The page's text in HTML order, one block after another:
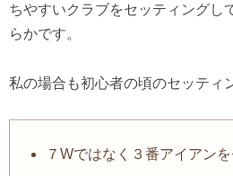
ちやすいクラブをセッティングし
らかです。
私の場合も初心者の頃のセッティ
７Wではなく３番アイアンを